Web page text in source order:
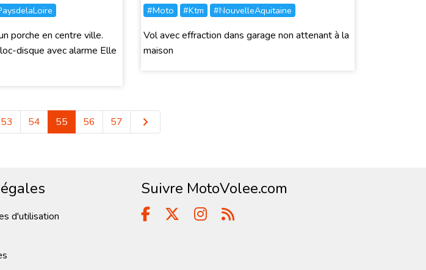
porche en centre ville.
disque avec alarme Elle
#Moto #Ktm #NouvelleAquitaine
Vol avec effraction dans garage non attenant à la
maison
53 54 55 56 57
d'utilisation
Suivre MotoVolee.com